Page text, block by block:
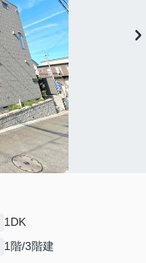
1DK
1階/3階建